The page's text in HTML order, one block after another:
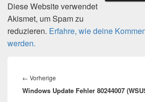
Diese Website verwendet
Akismet, um Spam zu
reduzieren. Erfahre, wie deine
werden.
← Vorherige
Beitrag:
Windows Update Fehler 80244007